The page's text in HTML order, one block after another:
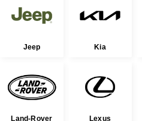
Jeep Kia
Land-Rover Lexus